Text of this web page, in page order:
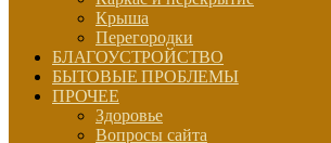
Крыша
Перегородки
БЛАГОУСТРОЙСТВО
БЫТОВЫЕ ПРОБЛЕМЫ
ПРОЧЕЕ
Здоровье
Вопросы сайта